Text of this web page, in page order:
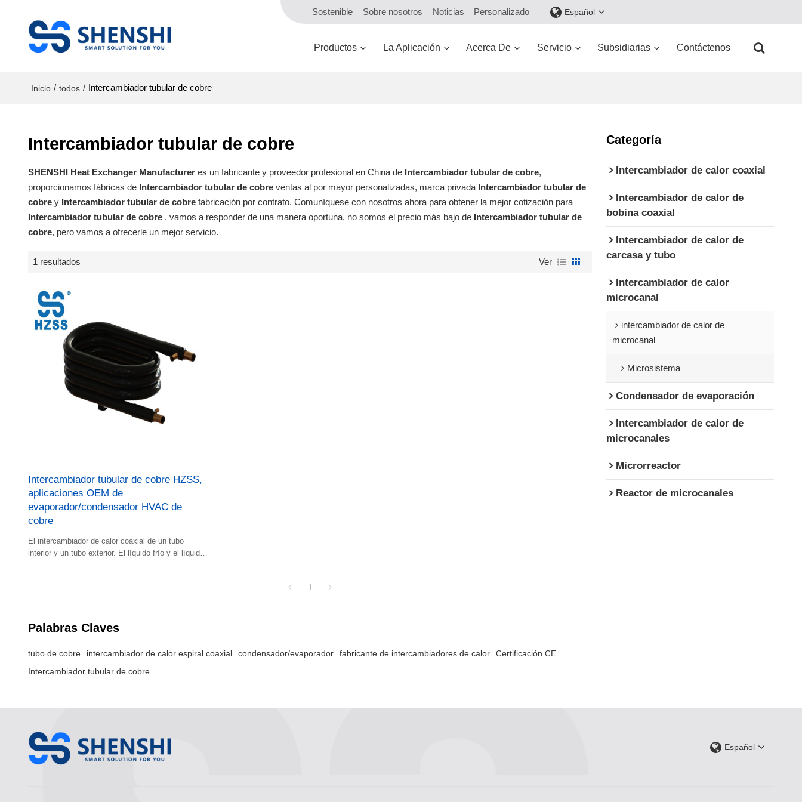
Sostenible Sobre nosotros Noticias Personalizado Español
Productos La Aplicación Acerca De Servicio Subsidiarias Contáctenos
Inicio / todos / Intercambiador tubular de cobre
Intercambiador tubular de cobre
SHENSHI Heat Exchanger Manufacturer​es un fabricante y proveedor profesional en China de Intercambiador tubular de cobre,
proporcionamos fábricas de Intercambiador tubular de cobreventas al por mayor personalizadas, marca privada Intercambiador tubular de
cobrey Intercambiador tubular de cobrefabricación por contrato. Comuníquese con nosotros ahora para obtener la mejor cotización para
Intercambiador tubular de cobre, vamos a responder de una manera oportuna, no somos el precio más bajo de Intercambiador tubular de
cobre, pero vamos a ofrecerle un mejor servicio.
1 resultados Ver
Intercambiador tubular de cobre HZSS,
aplicaciones OEM de
evaporador/condensador HVAC de
cobre
El intercambiador de calor coaxial de un tubo
interior y un tubo exterior. El líquido frío y el líquido
1
Palabras Claves
tubo de cobre intercambiador de calor espiral coaxial condensador/evaporador fabricante de intercambiadores de calor
Certificación CE
Intercambiador tubular de cobre
Categoría
Intercambiador de calor coaxial
Intercambiador de calor de
bobina coaxial
Intercambiador de calor de
carcasa y tubo
Intercambiador de calor
microcanal
intercambiador de calor de
microcanal
Microsistema
Condensador de evaporación
Intercambiador de calor de
microcanales
Microrreactor
Reactor de microcanales
Español